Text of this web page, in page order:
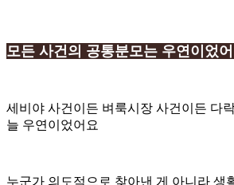
모든 사건의 공통분모는 우연이었
세비야 사건이든 벼룩시장 사건이든 다
늘 우연이었어요
누군가 의도적으로 찾아낸 게 아니라 생